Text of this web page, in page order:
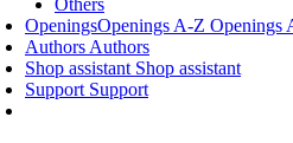
Others
OpeningsOpenings A-Z Openings
Authors Authors
Shop assistant Shop assistant
Support Support